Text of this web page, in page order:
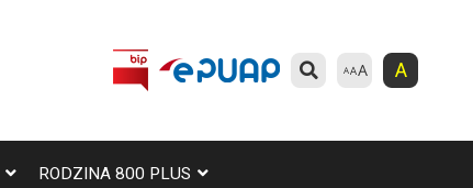
A
RODZINA 800 PLUS